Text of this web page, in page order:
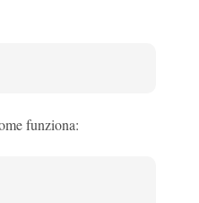
funziona: